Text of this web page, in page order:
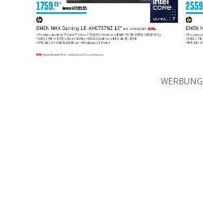
WERBUNG